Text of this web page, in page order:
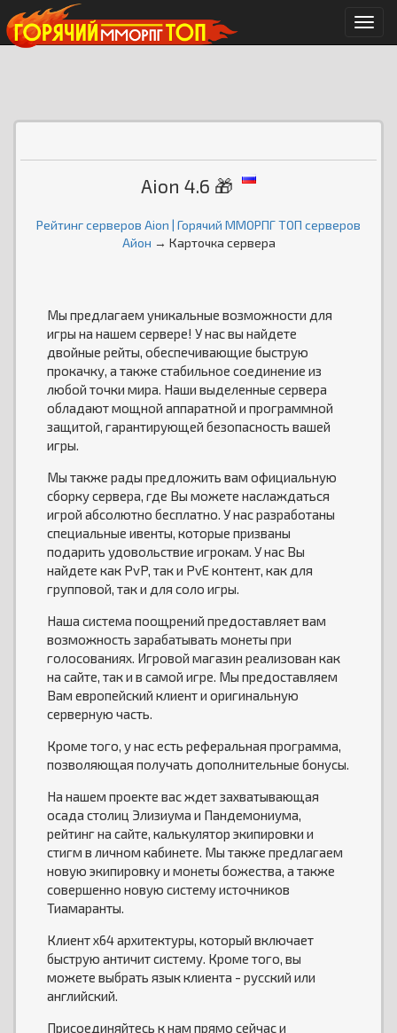
Меню
Aion 4.6 🎁
Рейтинг серверов Aion | Горячий ММОРПГ ТОП серверов
Айон → Карточка сервера
Мы предлагаем уникальные возможности для
игры на нашем сервере! У нас вы найдете
двойные рейты, обеспечивающие быструю
прокачку, а также стабильное соединение из
любой точки мира. Наши выделенные сервера
обладают мощной аппаратной и программной
защитой, гарантирующей безопасность вашей
игры.
Мы также рады предложить вам официальную
сборку сервера, где Вы можете наслаждаться
игрой абсолютно бесплатно. У нас разработаны
специальные ивенты, которые призваны
подарить удовольствие игрокам. У нас Вы
найдете как PvP, так и PvE контент, как для
групповой, так и для соло игры.
Наша система поощрений предоставляет вам
возможность зарабатывать монеты при
голосованиях. Игровой магазин реализован как
на сайте, так и в самой игре. Мы предоставляем
Вам европейский клиент и оригинальную
серверную часть.
Кроме того, у нас есть реферальная программа,
позволяющая получать дополнительные бонусы.
На нашем проекте вас ждет захватывающая
осада столиц Элизиума и Пандемониума,
рейтинг на сайте, калькулятор экипировки и
стигм в личном кабинете. Мы также предлагаем
новую экипировку и монеты божества, а также
совершенно новую систему источников
Тиамаранты.
Клиент х64 архитектуры, который включает
быструю античит систему. Кроме того, вы
можете выбрать язык клиента - русский или
английский.
Присоединяйтесь к нам прямо сейчас и